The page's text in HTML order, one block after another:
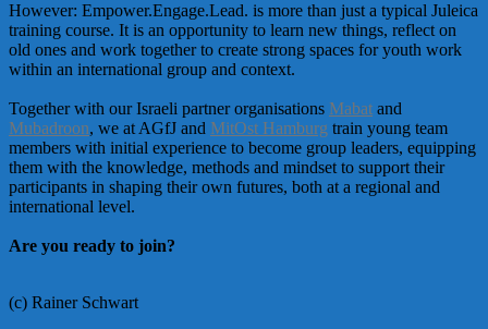
However: Empower.Engage.Lead. is more than just a typical Juleica
training course. It is an opportunity to learn new things, reflect on
old ones and work together to create strong spaces for youth work
within an international group and context.
Together with our Israeli partner organisations Mabat and
Mubadroon, we at AGfJ and MitOst Hamburg train young team
members with initial experience to become group leaders, equipping
them with the knowledge, methods and mindset to support their
participants in shaping their own futures, both at a regional and
international level.
Are you ready to join?
(c) Rainer Schwart